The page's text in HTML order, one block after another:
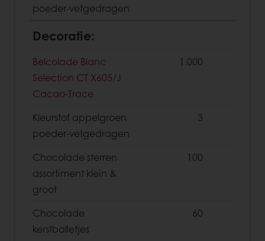
poeder-vetgedragen
Decoratie:
Belcolade Blanc
Selection CT X605/J
Cacao-Trace
1.000
Kleurstof appelgroen
poeder-vetgedragen
3
Chocolade sterren
assortiment klein &
groot
100
Chocolade
kerstballetjes
60